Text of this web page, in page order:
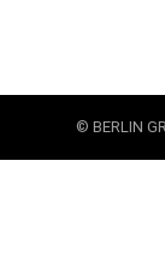
© BERLIN